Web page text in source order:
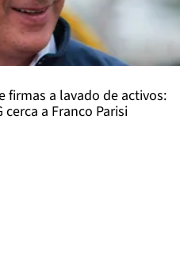
firmas a lavado de activos:
a Franco Parisi